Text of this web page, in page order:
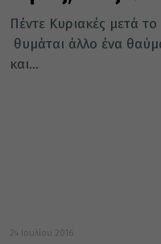
Πέντε Κυριακές μετά
θυμάται άλλο ένα
και...
24 Ιουλίου 2016